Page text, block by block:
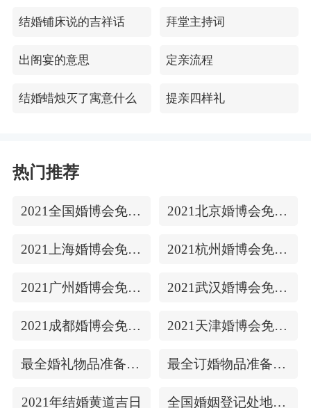
结婚铺床说的吉祥话 拜堂主持词
出阁宴的意思 定亲流程
结婚蜡烛灭了寓意什么 提亲四样礼
热门推荐
2021全国婚博会免费门票 2021北京婚博会免费门票
2021上海婚博会免费门票 2021杭州婚博会免费门票
2021广州婚博会免费门票 2021武汉婚博会免费门票
2021成都婚博会免费门票 2021天津婚博会免费门票
最全婚礼物品准备清单 最全订婚物品准备清单
2021年结婚黄道吉日 全国婚姻登记处地址/上下时间